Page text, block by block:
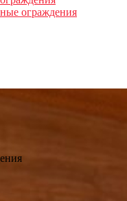
ограждения